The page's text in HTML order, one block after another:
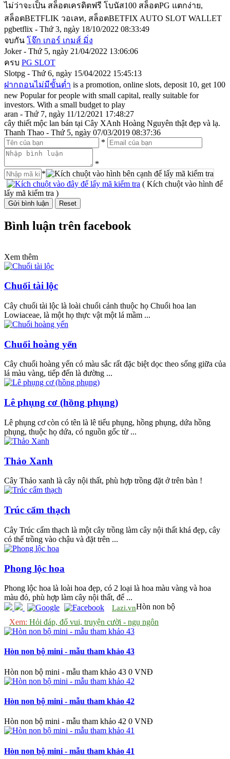
ไม่ว่าจะเป็น สล็อตเครดิตฟรี โบนัส100 สล็อตPG แตกง่าย,
สล็อตBETFLIK วอเลท, สล็อตBETFIX AUTO SLOT WALLET
pgbetflix - Thứ 3, ngày 18/10/2022 08:33:49
จบกัน โจ๊ก เกอร์ เกมส์ มิ่ง
Joker - Thứ 5, ngày 21/04/2022 13:06:06
ครบ PG SLOT
Slotpg - Thứ 6, ngày 15/04/2022 15:45:13
ฝากถอนไม่มีขั้นต่ำ is a promotion, online slots, deposit 10, get 100
new Popular for people with small capital, really suitable for
investors. With a small budget to play
aran - Thứ 7, ngày 11/12/2021 17:48:27
cây thiết mộc lan bán tại Cây XAnh Hoàng Nguyên thật đẹp và lạ.
Thanh Thao - Thứ 5, ngày 07/03/2019 08:37:36
*
*
*
( Kích chuột vào hình để
lấy mã kiểm tra )
Bình luận trên facebook
Xem thêm
Chuối tài lộc
Cây chuối tài lộc là loài chuối cảnh thuộc họ Chuối hoa lan
Lowiaceae, là một họ thực vật một lá mầm ...
Chuối hoàng yến
Cây chuối hoàng yến có màu sắc rất đặc biệt dọc theo sống giữa của
lá màu vàng, tiếp đến là đường ...
Lê phụng cơ (hồng phụng)
Lê phụng cơ còn có tên là lê tiểu phụng, hồng phụng, dứa hồng
phụng, thuộc họ dứa, có nguồn gốc từ ...
Thảo Xanh
Cây Thảo xanh là cây nội thất, phù hợp trồng đặt ở trên bàn !
Trúc cẩm thạch
Cây Trúc cẩm thạch là một cây trồng làm cây nội thất khá đẹp, cây
có thể trồng vào chậu và đặt trên ...
Phong lộc hoa
Phong lộc hoa là loài hoa đẹp, có 2 loại là hoa màu vàng và hoa
màu đỏ, phù hợp làm cây nội thất, để ...
Lazi.vn
Xem: Hỏi đáp, đố vui, truyện cười - ngụ ngôn
Hòn non bộ
Hòn non bộ mini - mẫu tham khảo 43
Hòn non bộ mini - mẫu tham khảo 43 0 VNĐ
Hòn non bộ mini - mẫu tham khảo 42
Hòn non bộ mini - mẫu tham khảo 42 0 VNĐ
Hòn non bộ mini - mẫu tham khảo 41